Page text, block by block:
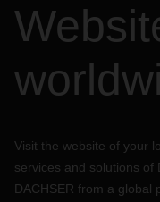
Visit the website of your
services and solutions of
DACHSER from a global